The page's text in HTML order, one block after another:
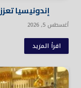
إندونيسيا
أغسطس 5, 2026
اقرأ المزيد